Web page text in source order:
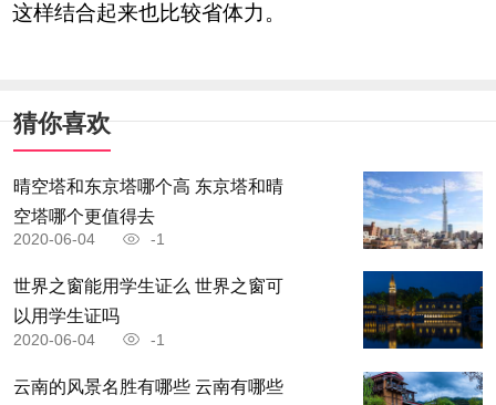
这样结合起来也比较省体力。
猜你喜欢
晴空塔和东京塔哪个高 东京塔和晴
空塔哪个更值得去
2020-06-04 -1
世界之窗能用学生证么 世界之窗可
以用学生证吗
2020-06-04 -1
云南的风景名胜有哪些 云南有哪些